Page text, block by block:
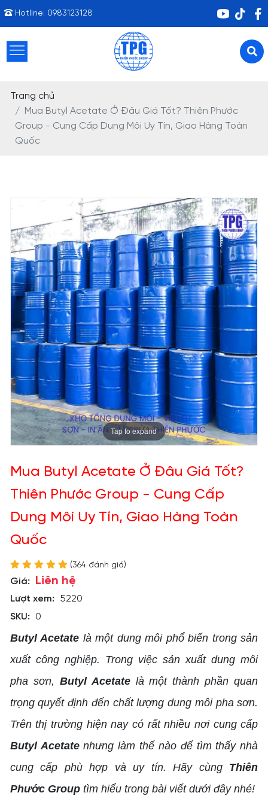
Hotline: 0983123128
Trang chủ
Mua Butyl Acetate Ở Đâu Giá Tốt? Thiên Phước
Group - Cung Cấp Dung Môi Uy Tín, Giao Hàng Toàn
Quốc
Tap to expand
Mua Butyl Acetate Ở Đâu Giá Tốt?
Thiên Phước Group - Cung Cấp
Dung Môi Uy Tín, Giao Hàng Toàn
Quốc
(364 đánh giá)
Giá: Liên hệ
Lượt xem:
5220
SKU: 0
Butyl Acetate là một dung môi phổ biến trong sản
xuất công nghiệp. Trong việc sản xuất dung môi
pha sơn, Butyl Acetatelà một thành phần quan
trọng quyết định đến chất lượng dung môi pha sơn.
Trên thị trường hiện nay có rất nhiều nơi cung cấp
Butyl Acetatenhưng làm thế nào để tìm thấy nhà
cung cấp phù hợp và uy tín. Hãy cùng Thiên
Phước Grouptìm hiểu trong bài viết dưới đây nhé!